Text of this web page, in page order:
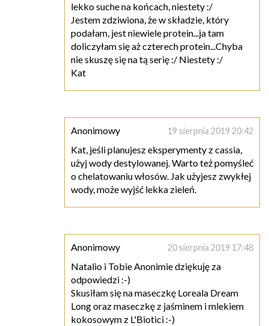
lekko suche na końcach, niestety :/
Jestem zdziwiona, że w składzie, który
podałam, jest niewiele protein...ja tam
doliczyłam się aż czterech protein...Chyba
nie skuszę się na tą serię :/ Niestety :/
Kat
Anonimowy 19 sierpnia 2019 20:42
Kat, jeśli planujesz eksperymenty z cassia,
użyj wody destylowanej. Warto też pomyśleć
o chelatowaniu włosów. Jak użyjesz zwykłej
wody, może wyjść lekka zieleń.
Anonimowy 20 sierpnia 2019 17:48
Natalio i Tobie Anonimie dziękuję za
odpowiedzi :-)
Skusiłam się na maseczkę Loreala Dream
Long oraz maseczkę z jaśminem i mlekiem
kokosowym z L'Biotici :-)